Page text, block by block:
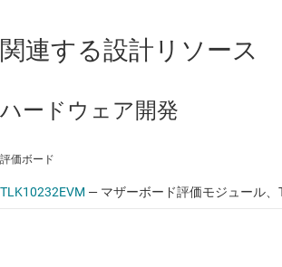
関連する設計リソース
ハードウェア開発
評価ボード
TLK10232EVM — マザーボード評価モジュール、